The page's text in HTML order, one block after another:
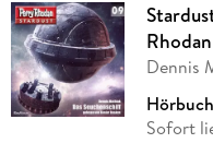
Dennis
Sofort